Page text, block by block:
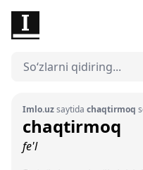
Imlo.uzsaytida chaqtirmoq
chaqtirmoq
fe'l